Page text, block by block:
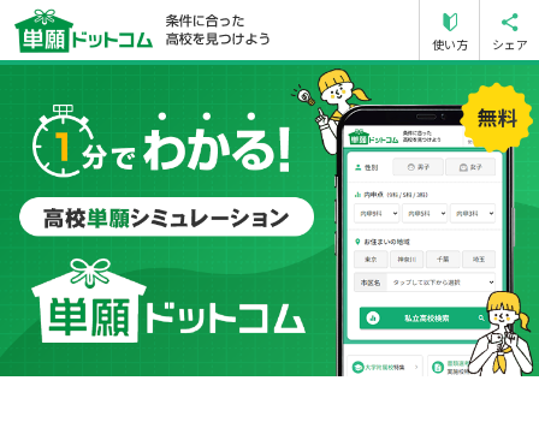
使い方 シェア